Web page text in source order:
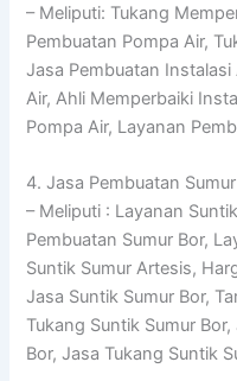
– Meliputi: Tukang
Pembuatan Pompa Air,
Jasa Pembuatan
Air, Ahli Memperbaiki
Pompa Air, Layanan
4. Jasa Pembuatan
– Meliputi : Layanan
Pembuatan Sumur Bor,
Suntik Sumur Artesis,
Jasa Suntik Sumur Bor,
Tukang Suntik Sumur
Bor, Jasa Tukang Suntik